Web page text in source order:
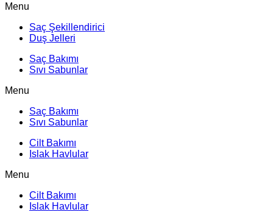
Menu
Saç Şekillendirici
Duş Jelleri
Saç Bakımı
Sıvı Sabunlar
Menu
Saç Bakımı
Sıvı Sabunlar
Cilt Bakımı
Islak Havlular
Menu
Cilt Bakımı
Islak Havlular